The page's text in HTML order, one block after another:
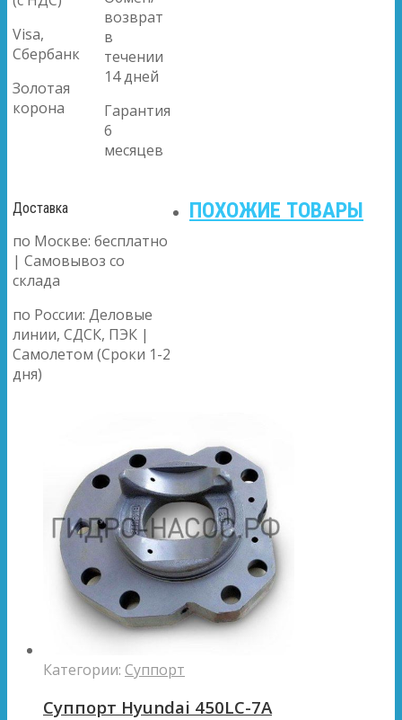
Visa,
Сбербанк
Золотая
корона
возврат
в
течении
14 дней
Гарантия
6
месяцев
Доставка
по Москве: бесплатно
| Самовывоз со
склада
по России: Деловые
линии, СДСК, ПЭК |
Самолетом (Сроки 1-2
дня)
ПОХОЖИЕ ТОВАРЫ
Категории: Суппорт
Суппорт Hyundai 450LC-7A